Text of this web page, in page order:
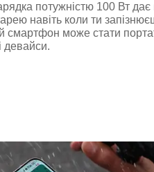
потужністю 100 Вт дає
навіть коли ти
смартфон може стати
девайси.